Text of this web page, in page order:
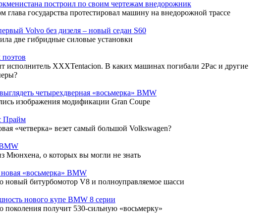
построил по своим чертежам внедорожник
глава государства протестировал машину на внедорожной трассе
Volvo без дизеля – новый седан S60
две гибридные силовые установки
исполнитель XXXTentacion. В каких машинах погибали 2Pac и другие
четырехдверная «восьмерка» BMW
изображения модификации Gran Coupe
Прайм
«четверка» везет самый большой Volkswagen?
Мюнхена, о которых вы могли не знать
«восьмерка» BMW
новый битурбомотор V8 и полноуправляемое шасси
нового купе BMW 8 серии
поколения получит 530-сильную «восьмерку»